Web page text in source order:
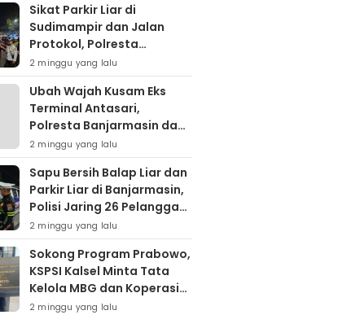
Sikat Parkir Liar di
Sudimampir dan Jalan
Protokol, Polresta
Banjarmasin Mobilisasi
Tim Gabungan
2 minggu yang lalu
Ubah Wajah Kusam Eks
Terminal Antasari,
Polresta Banjarmasin dan
Warga Sapu Bersih
Tumpukan Sampah
2 minggu yang lalu
Sapu Bersih Balap Liar dan
Parkir Liar di Banjarmasin,
Polisi Jaring 26 Pelanggar
dalam Semalam
2 minggu yang lalu
Sokong Program Prabowo,
KSPSI Kalsel Minta Tata
Kelola MBG dan Koperasi
Desa Dievaluasi
2 minggu yang lalu